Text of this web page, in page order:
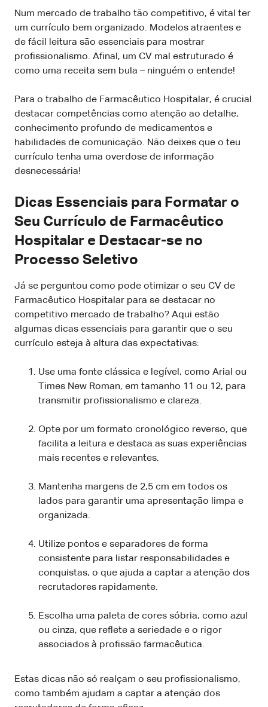
Num mercado de trabalho tão competitivo, é vital ter
um currículo bem organizado. Modelos atraentes e
de fácil leitura são essenciais para mostrar
profissionalismo. Afinal, um CV mal estruturado é
como uma receita sem bula – ninguém o entende!
Para o trabalho de Farmacêutico Hospitalar, é crucial
destacar competências como atenção ao detalhe,
conhecimento profundo de medicamentos e
habilidades de comunicação. Não deixes que o teu
currículo tenha uma overdose de informação
desnecessária!
Dicas Essenciais para Formatar o
Seu Currículo de Farmacêutico
Hospitalar e Destacar-se no
Processo Seletivo
Já se perguntou como pode otimizar o seu CV de
Farmacêutico Hospitalar para se destacar no
competitivo mercado de trabalho? Aqui estão
algumas dicas essenciais para garantir que o seu
currículo esteja à altura das expectativas:
Use uma fonte clássica e legível, como Arial ou
Times New Roman, em tamanho 11 ou 12, para
transmitir profissionalismo e clareza.
Opte por um formato cronológico reverso, que
facilita a leitura e destaca as suas experiências
mais recentes e relevantes.
Mantenha margens de 2,5 cm em todos os
lados para garantir uma apresentação limpa e
organizada.
Utilize pontos e separadores de forma
consistente para listar responsabilidades e
conquistas, o que ajuda a captar a atenção dos
recrutadores rapidamente.
Escolha uma paleta de cores sóbria, como azul
ou cinza, que reflete a seriedade e o rigor
associados à profissão farmacêutica.
Estas dicas não só realçam o seu profissionalismo,
como também ajudam a captar a atenção dos